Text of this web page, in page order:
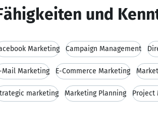
und
Marketing Campaign Management
Mail Marketing E-Commerce Marketing
marketing Marketing Planning Project